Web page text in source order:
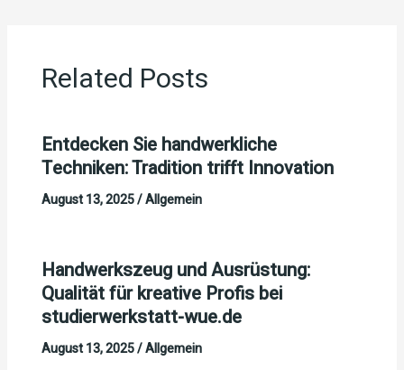
Related Posts
Entdecken Sie handwerkliche
Techniken: Tradition trifft Innovation
August 13, 2025/Allgemein
Handwerkszeug und Ausrüstung:
Qualität für kreative Profis bei
studierwerkstatt-wue.de
August 13, 2025/Allgemein